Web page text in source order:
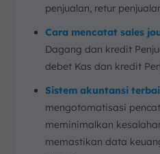
penjualan, retur
Cara mencatat sales
Dagang dan kredit
debet Kas dan kredit
Sistem akuntansi
mengotomatisasi
meminimalkan
memastikan data